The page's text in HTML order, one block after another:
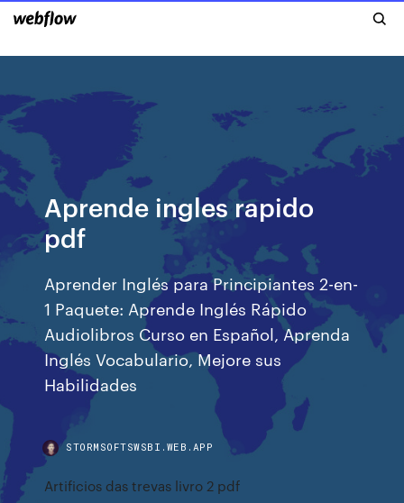
Aprende ingles rapido
pdf
Aprender Inglés para Principiantes 2-en-
1 Paquete: Aprende Inglés Rápido
Audiolibros Curso en Español, Aprenda
Inglés Vocabulario, Mejore sus
Habilidades
STORMSOFTSWSBI.WEB.APP
Artificios das trevas livro 2 pdf